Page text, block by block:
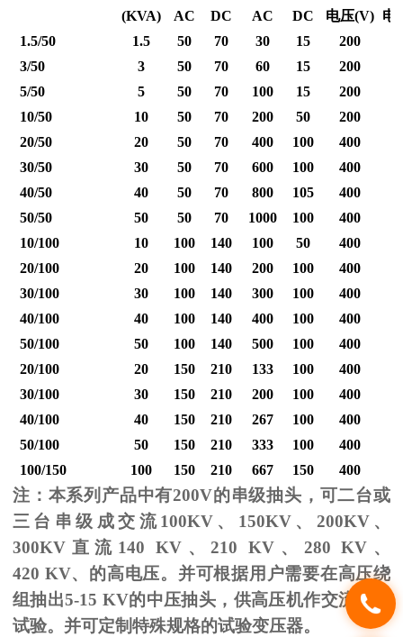
(KVA) AC DC AC DC 电压(V) 电
1.5/50
1.5 50 70 30 15 200
3/50
3 50 70 60 15 200
5/50
5 50 70 100 15 200
10/50
10 50 70 200 50 200
20/50
20 50 70 400 100 400
30/50
30 50 70 600 100 400
40/50
40 50 70 800 105 400
50/50
50 50 70 1000 100 400
10/100
10 100 140 100 50 400
20/100
20 100 140 200 100 400
30/100
30 100 140 300 100 400
40/100
40 100 140 400 100 400
50/100
50 100 140 500 100 400
20/100
20 150 210 133 100 400
30/100
30 150 210 200 100 400
40/100
40 150 210 267 100 400
50/100
50 150 210 333 100 400
100/150
100 150 210 667 150 400
注：本系列产品中有200V的串级抽头，可二台或
三台串级成交流100KV、 150KV、 200KV、
300KV 直流 140 KV、210 KV 、 280 KV 、
420 KV、的高电压。并可根据用户需要在高压绕
组抽出5-15 KV的中压抽头，供高压机作交流耐压
试验。并可定制特殊规格的试验变压器。